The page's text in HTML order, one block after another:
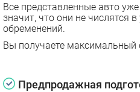
Все представленные авто
значит, что они не числятся
обременений.
Вы получаете
Предпродажная